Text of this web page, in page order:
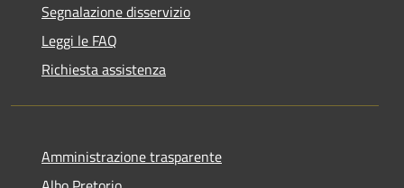
Segnalazione disservizio
Leggi le FAQ
Richiesta assistenza
Amministrazione trasparente